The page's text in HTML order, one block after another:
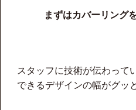
まずはカバーリング
スタッフに技術が伝わって
できるデザインの幅がグッ